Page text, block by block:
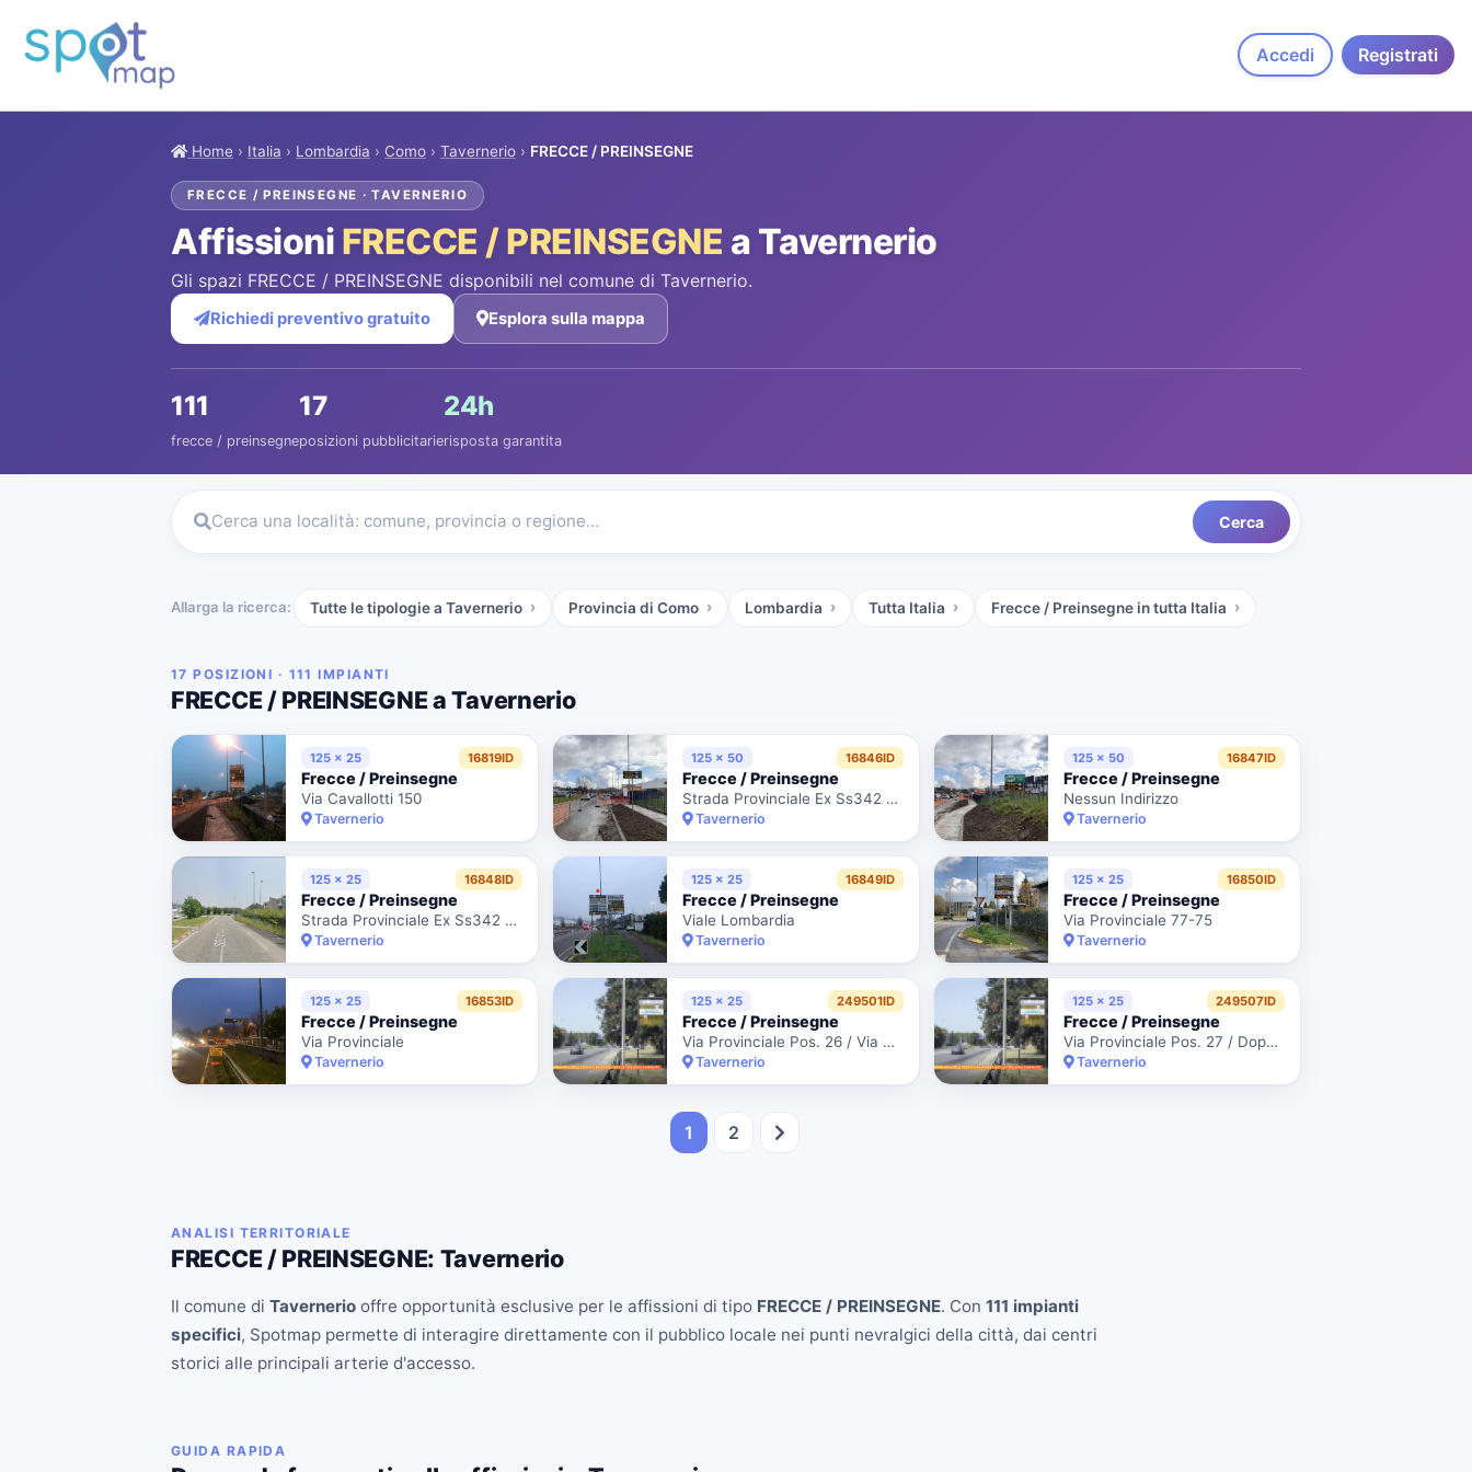
Accedi Registrati
Home › Italia › Lombardia › Como › Tavernerio › FRECCE / PREINSEGNE
FRECCE / PREINSEGNE · TAVERNERIO
Affissioni FRECCE / PREINSEGNE a Tavernerio
Gli spazi FRECCE / PREINSEGNE disponibili nel comune di Tavernerio.
Richiedi preventivo gratuito Esplora sulla mappa
111
frecce / preinsegne
17
posizioni pubblicitarie
24h
risposta garantita
Cerca una località: comune, provincia o regione… Cerca
Allarga la ricerca: Tutte le tipologie a Tavernerio Provincia di Como Lombardia Tutta Italia Frecce / Preinsegnein tutta Italia
17 POSIZIONI · 111 IMPIANTI
FRECCE / PREINSEGNE a Tavernerio
125 x 25 16819ID
Frecce / Preinsegne
Via Cavallotti 150
Tavernerio
125 x 50 16846ID
Frecce / Preinsegne
Strada Provinciale Ex Ss342 Briantea
Tavernerio
125 x 50 16847ID
Frecce / Preinsegne
Nessun Indirizzo
Tavernerio
125 x 25 16848ID
Frecce / Preinsegne
Strada Provinciale Ex Ss342 Briantea
Tavernerio
125 x 25 16849ID
Frecce / Preinsegne
Viale Lombardia
Tavernerio
125 x 25 16850ID
Frecce / Preinsegne
Via Provinciale 77-75
Tavernerio
125 x 25 16853ID
Frecce / Preinsegne
Via Provinciale
Tavernerio
125 x 25 249501ID
Frecce / Preinsegne
Via Provinciale Pos. 26 / Via Moro Aldo
Tavernerio
125 x 25 249507ID
Frecce / Preinsegne
Via Provinciale Pos. 27 / Dopo Civ 67 Fr Civ 73/A
Tavernerio
1 2
ANALISI TERRITORIALE
FRECCE / PREINSEGNE: Tavernerio
Il comune di Tavernerio offre opportunità esclusive per le affissioni di tipo FRECCE / PREINSEGNE. Con 111 impianti
specifici, Spotmap permette di interagire direttamente con il pubblico locale nei punti nevralgici della città, dai centri
storici alle principali arterie d'accesso.
GUIDA RAPIDA